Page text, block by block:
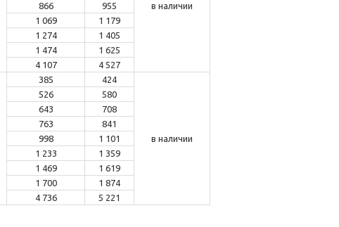
в наличии
866
955
1 069
1 179
1 274
1 405
1 474
1 625
4 107
4 527
385 424
в наличии
526
580
643
708
763
841
998
1 101
1 233
1 359
1 469
1 619
1 700
1 874
4 736 5 221